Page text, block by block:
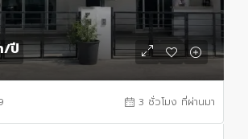
/ปี
3 ชั่วโมง ที่ผ่านมา